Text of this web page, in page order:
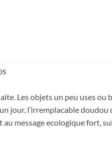
Les objets un peu uses
jour, l’irremplacable
message ecologique fort,